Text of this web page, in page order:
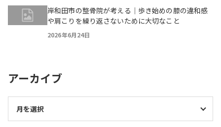
岸和田市の整骨院が考える｜歩き始めの膝の違和感
や肩こりを繰り返さないために大切なこと
2026年6月24日
アーカイブ